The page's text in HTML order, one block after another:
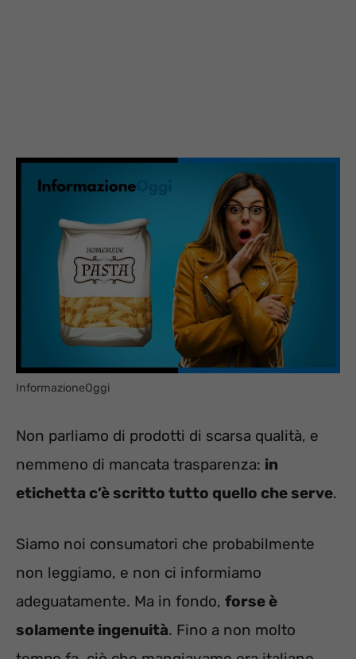
InformazioneOggi
Non parliamo di prodotti di scarsa qualità, e
nemmeno di mancata trasparenza: in
etichetta c’è scritto tutto quello che serve.
Siamo noi consumatori che probabilmente
non leggiamo, e non ci informiamo
adeguatamente. Ma in fondo, forse è
solamente ingenuità. Fino a non molto